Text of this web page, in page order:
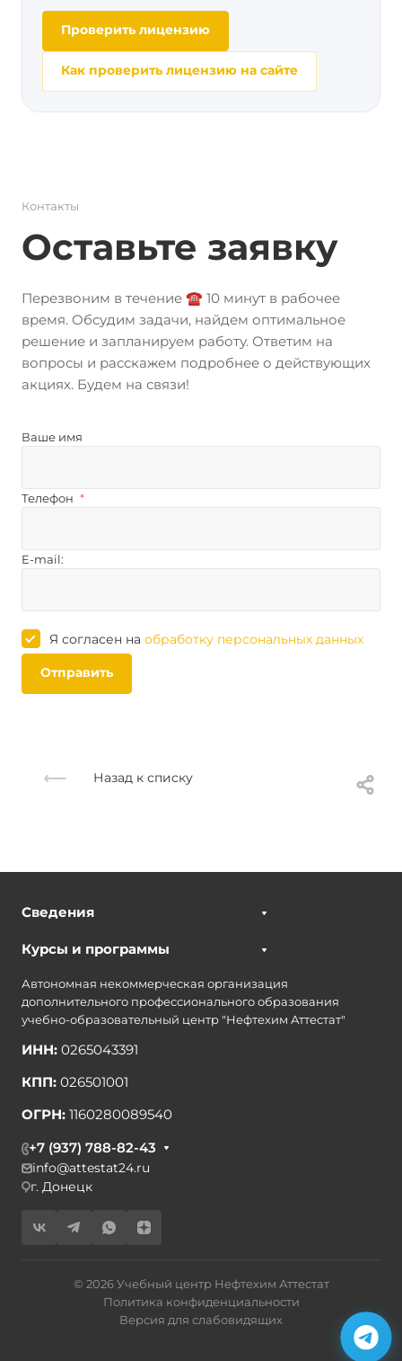
Проверить лицензию
Как проверить лицензию на сайте
Контакты
Оставьте заявку
Перезвоним в течение ☎️ 10 минут в рабочее
время. Обсудим задачи, найдем оптимальное
решение и запланируем работу. Ответим на
вопросы и расскажем подробнее о действующих
акциях. Будем на связи!
Ваше имя
Телефон *
E-mail:
Я согласен на обработку персональных данных
Отправить
Назад к списку
Сведения
Курсы и программы
Автономная некоммерческая организация
дополнительного профессионального образования
учебно-образовательный центр "Нефтехим Аттестат"
ИНН: 0265043391
КПП: 026501001
ОГРН: 1160280089540
+7 (937) 788-82-43
info@attestat24.ru
г. Донецк
© 2026 Учебный центр Нефтехим Аттестат
Политика конфиденциальности
Версия для слабовидящих